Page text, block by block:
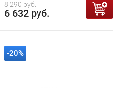
8 290 руб.
6 632 руб.
-20%